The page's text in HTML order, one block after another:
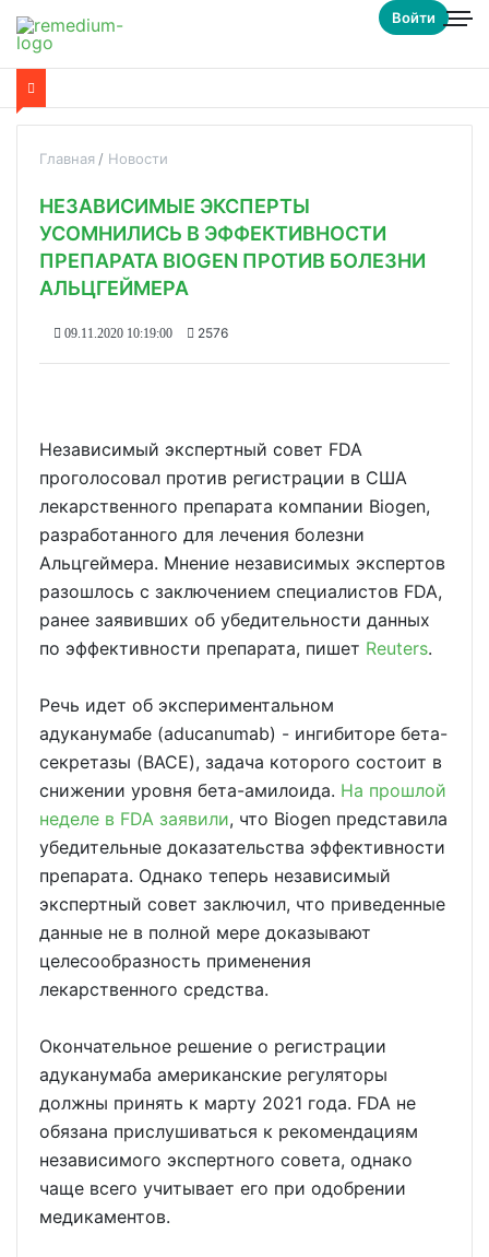
Войти
Главная Новости
НЕЗАВИСИМЫЕ ЭКСПЕРТЫ
УСОМНИЛИСЬ В ЭФФЕКТИВНОСТИ
ПРЕПАРАТА BIOGEN ПРОТИВ БОЛЕЗНИ
АЛЬЦГЕЙМЕРА
09.11.2020 10:19:00 2576
Независимый экспертный совет FDA
проголосовал против регистрации в США
лекарственного препарата компании Biogen,
разработанного для лечения болезни
Альцгеймера. Мнение независимых экспертов
разошлось с заключением специалистов FDA,
ранее заявивших об убедительности данных
по эффективности препарата, пишет Reuters.
Речь идет об экспериментальном
адуканумабе (aducanumab) - ингибиторе бета-
секретазы (BACE), задача которого состоит в
снижении уровня бета-амилоида. На прошлой
неделе в FDA заявили, что Biogen представила
убедительные доказательства эффективности
препарата. Однако теперь независимый
экспертный совет заключил, что приведенные
данные не в полной мере доказывают
целесообразность применения
лекарственного средства.
Окончательное решение о регистрации
адуканумаба американские регуляторы
должны принять к марту 2021 года. FDA не
обязана прислушиваться к рекомендациям
независимого экспертного совета, однако
чаще всего учитывает его при одобрении
медикаментов.